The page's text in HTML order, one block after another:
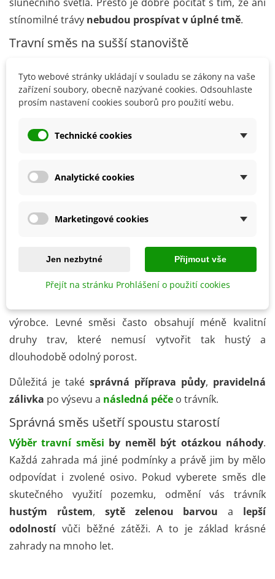
stínomilné trávy nebudou prospívat v úplné tmě.
Travní směs na sušší stanoviště
přímému slunciapůda rychle vysychá, vyplatí se
vybírat směsi určené do suchých podmínek.Tyto trávy
období bez deště. Díky tomu si déle udržují svěží
Univerzální směsi pro běžné zahrady
travní směsi
odolností a nároky na údržbu. Právě proto patří mezi
travních osiv.
Kvalitní osivo je základ
Ať už vyberete jakoukolivtravní směs, vyplatí se
výrobce. Levné směsi často obsahují méně kvalitní
druhy trav, které nemusí vytvořit tak hustý a
dlouhodobě odolný porost.
Důležitá je také správná příprava půdy, pravidelná
zálivka po výsevu a následná péče o trávník.
Správná směs ušetří spoustu starostí
Výběr travní směsi by neměl být otázkou náhody.
Každá zahrada má jiné podmínky a právě jim by mělo
odpovídat i zvolené osivo. Pokud vyberete směs dle
skutečného využití pozemku, odmění vás trávník
hustým růstem, sytě zelenou barvou a lepší
odolnostívůči běžné zátěži. A to je základ krásné
zahrady na mnoho let.
Tyto webové stránky ukládají v souladu se zákony na vaše
zařízení soubory, obecně nazývané cookies. Odsouhlaste
prosím nastavení cookies souborů pro použití webu.
Technické cookies
Analytické cookies
Marketingové cookies
Jen nezbytné Přijmout vše
Přejít na stránku Prohlášení o použití cookies